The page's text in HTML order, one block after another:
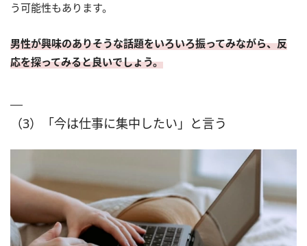
う可能性もあります。
男性が興味のありそうな話題をいろいろ振ってみながら、反
応を探ってみると良いでしょう。
（3）「今は仕事に集中したい」と言う